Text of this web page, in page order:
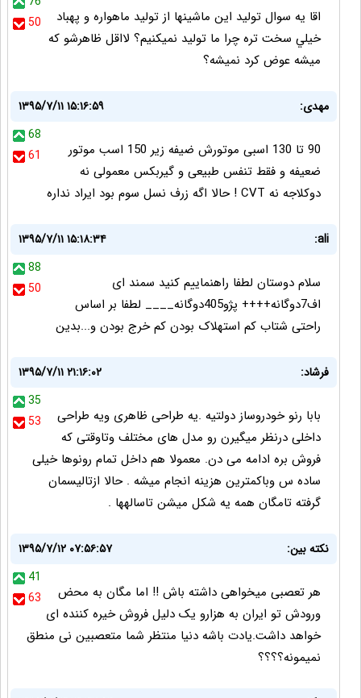
50
اقا يه سوال توليد اين ماشينها از توليد ماهواره و پهباد
خيلي سخت تره چرا ما توليد نميكنيم؟ لااقل ظاهرشو كه
ميشه عوض كرد نميشه؟
مهدی:
۱۳۹۵/۷/۱۱ ۱۵:۱۶:۵۹
68
61
90 تا 130 اسبی موتورش ضیفه زیر 150 اسب موتور
ضعیفه و فقط تنفس طبیعی و گیربکس معمولی نه
دوکلاجه نه CVT ! حالا اگه زرف نسل سوم بود ایراد نداره
ali:
۱۳۹۵/۷/۱۱ ۱۵:۱۸:۳۴
88
50
سلام دوستان لطفا راهنماییم کنید سمند ای
اف7دوگانه++++ پژو405دوگانه____ لطفا بر اساس
راحتی شتاب کم استهلاک بودن کم خرج بودن و...بدین
فرشاد:
۱۳۹۵/۷/۱۱ ۲۱:۱۶:۰۲
35
53
بابا رنو خودروساز دولتیه .یه طراحی ظاهری ویه طراحی
داخلی درنظر میگیرن رو مدل های مختلف وتاوقتی که
فروش بره ادامه می دن. معمولا هم داخل تمام رونوها خیلی
ساده س وباکمترین هزینه انجام میشه . حالا ازتالیسمان
گرفته تامگان همه یه شکل میشن تاسالهها .
نکته بین:
۱۳۹۵/۷/۱۲ ۰۷:۵۶:۵۷
41
63
هر تعصبی میخواهی داشته باش !! اما مگان به محض
ورودش تو ایران به هزارو یک دلیل فروش خیره کننده ای
خواهد داشت.یادت باشه دنیا منتظر شما متعصبین نی منطق
نمیمونه؟؟؟؟